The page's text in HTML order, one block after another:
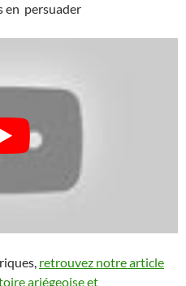
en persuader
retrouvez notre article
ariégeoise et